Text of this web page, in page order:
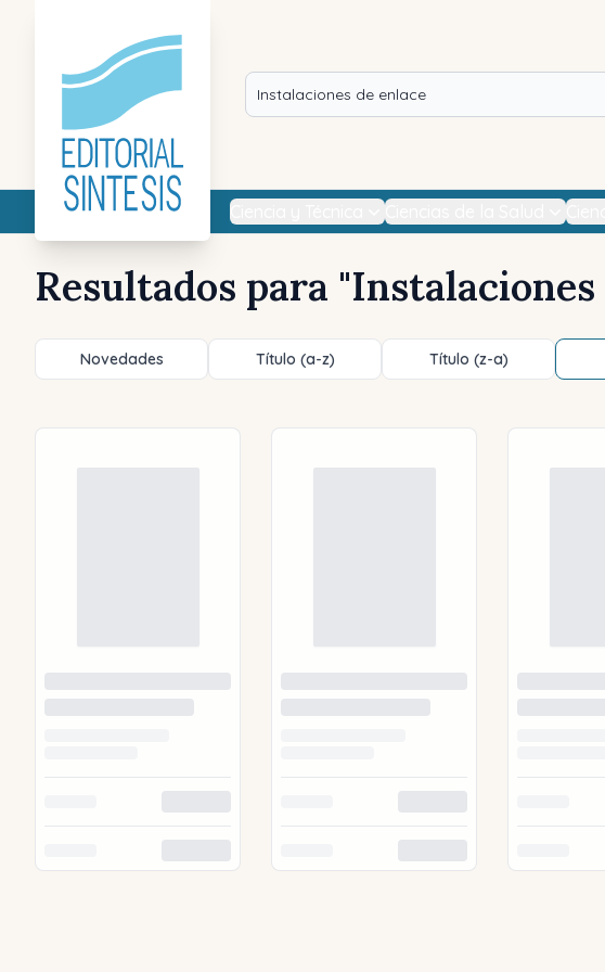
Resultados para "Instalaciones
Novedades Título (a-z) Título (z-a)